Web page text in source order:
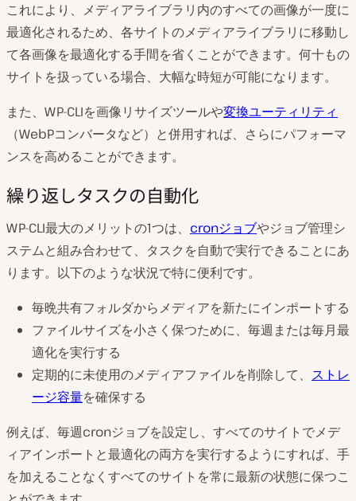
これにより、メディアライブラリ内のすべての画像が一度に
最適化されるため、各サイトのメディアライブラリに移動し
て各画像を最適化する手間を省くことができます。何十もの
サイトを扱っている場合、大幅な時短が可能になります。
また、WP-CLIを画像リサイズツールや変換ユーティリティ
（WebPコンバータなど）と併用すれば、さらにパフォーマ
ンスを高めることができます。
繰り返しタスクの自動化
WP-CLI最大のメリットの1つは、 cronジョブやジョブ管理シ
ステムと組み合わせて、タスクを自動で実行できることにあ
ります。以下のような状況で特に便利です。
毎晩共有フォルダからメディアを新たにインポートする
ファイルサイズを小さく保つために、毎週または毎月最
適化を実行する
定期的に未使用のメディアファイルを削除して、 ストレ
ージ容量を確保する
例えば、毎週cronジョブを設定し、すべてのサイトでメデ
ィアインポートと最適化の両方を実行するようにすれば、手
を加えることなくすべてのサイトを常に最新の状態に保つこ